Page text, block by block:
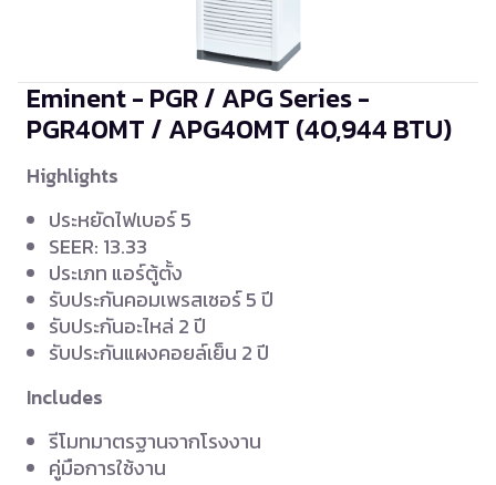
Eminent - PGR / APG Series -
PGR40MT / APG40MT (40,944 BTU)
Highlights
ประหยัดไฟเบอร์ 5
SEER: 13.33
ประเภท แอร์ตู้ตั้ง
รับประกันคอมเพรสเซอร์ 5 ปี
รับประกันอะไหล่ 2 ปี
รับประกันแผงคอยล์เย็น 2 ปี
Includes
รีโมทมาตรฐานจากโรงงาน
คู่มือการใช้งาน